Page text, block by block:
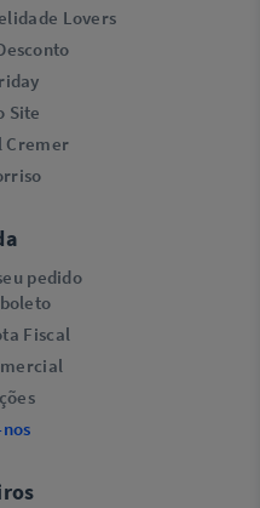
Lovers​
Site
Cremer
pedido
Fiscal